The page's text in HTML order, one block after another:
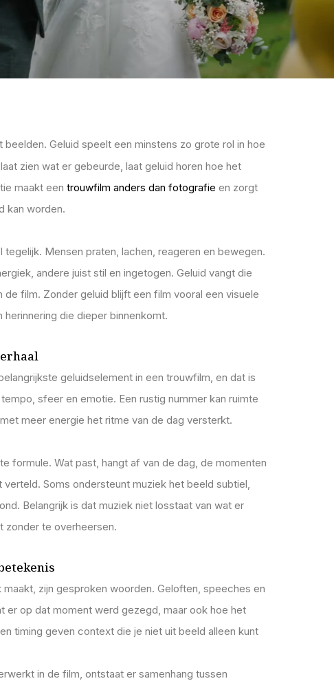
beelden. Geluid speelt een minstens zo grote rol in hoe
zien wat er gebeurde, laat geluid horen hoe het
maakt eentrouwfilm anders dan fotografie en zorgt
kan worden.
Mensen praten, lachen, reageren en bewegen.
andere juist stil en ingetogen.Geluid vangt die
de film. Zonder geluid blijft een film vooral een visuele
die dieper binnenkomt.
geluidselement in een trouwfilm, en dat is
sfeer en emotie. Een rustig nummer kan ruimte
meer energie het ritme van de dag versterkt.
formule. Wat past, hangt af van de dag, de momenten
Soms ondersteunt muziek het beeld subtiel,
Belangrijk is dat muziek niet losstaat van wat er
zonder te overheersen.
zijn gesproken woorden. Geloften, speeches en
er op dat moment werd gezegd, maar ook hoe het
timing geven context die je niet uit beeld alleen kunt
in de film, ontstaat er samenhang tussen